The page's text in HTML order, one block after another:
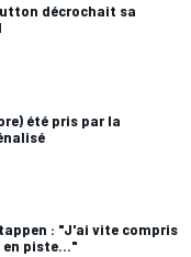
décrochait sa
été pris par la
: "J'ai vite compris
piste..."